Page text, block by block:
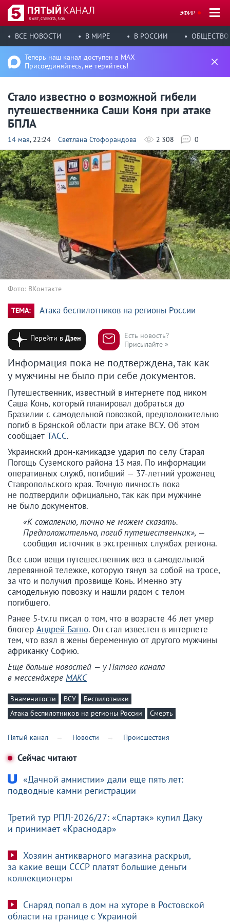
8 АВГ, СУББОТА, 5:06
ЭФИР
ВСЕ НОВОСТИ В МИРЕ В РОССИИ ОБЩЕСТВО
Теперь наш канал доступен в MAX
Присоединяйтесь, не теряйтесь!
Стало известно о возможной гибели
путешественника Саши Коня при атаке
БПЛА
14 мая, 22:24 Светлана Стофорандова 2 308 0
Фото: ВКонтакте
ТЕМА: Атака беспилотников на регионы России
Перейти вДзен
Есть новость?
Присылайте »
Информация пока не подтверждена, так как
у мужчины не было при себе документов.
Путешественник, известный в интернете под ником
Саша Конь, который планировал добраться до
Бразилии с самодельной повозкой, предположительно
погиб в Брянской области при атаке ВСУ. Об этом
сообщает ТАСС.
Украинский дрон-камикадзе ударил по селу Старая
Погощь Суземского района 13 мая. По информации
оперативных служб, погибший — 37-летний уроженец
Ставропольского края. Точную личность пока
не подтвердили официально, так как при мужчине
не было документов.
«К сожалению, точно не можем сказать.
Предположительно, погиб путешественник», —
сообщил источник в экстренных службах региона.
Все свои вещи путешественник вез в самодельной
деревянной тележке, которую тянул за собой на тросе,
за что и получил прозвище Конь. Именно эту
самодельную повозку и нашли рядом с телом
погибшего.
Ранее 5-tv.ru писал о том, что в возрасте 46 лет умер
блогер Андрей Багно. Он стал известен в интернете
тем, что взял в жены беременную от другого мужчины
африканку Софию.
Еще больше новостей — у Пятого канала
в мессенджере МАКС
Знаменитости ВСУ
Беспилотники
Атака беспилотников на регионы России
Смерть
Пятый канал Новости Происшествия
Сейчас читают
«Дачной амнистии» дали еще пять лет:
подводные камни регистрации
Третий тур РПЛ-2026/27: «Спартак» купил Даку
и принимает «Краснодар»
Хозяин антикварного магазина раскрыл,
за какие вещи СССР платят большие деньги
коллекционеры
Снаряд попал в дом на хуторе в Ростовской
области на границе с Украиной